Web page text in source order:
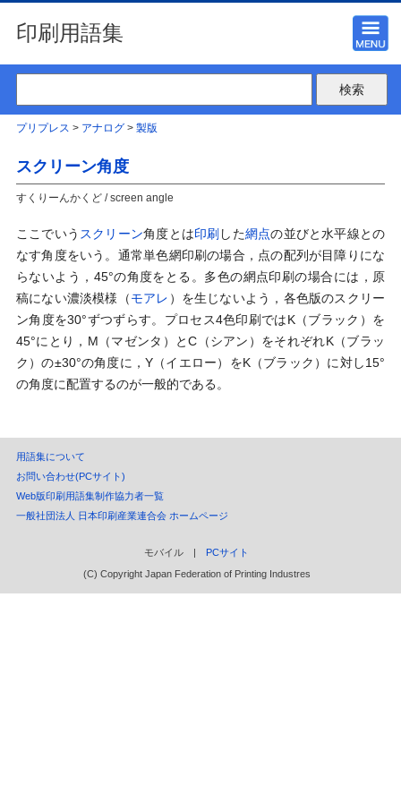
印刷用語集
プリプレス > アナログ> 製版
スクリーン角度
すくりーんかくど / screen angle
ここでいう スクリーン角度とは印刷 した網点の並びと水平線との
なす角度をいう。通常単色網印刷の場合，点の配列が目障りにな
らないよう，45°の角度をとる。多色の網点印刷の場合には，原
稿にない濃淡模様（モアレ ）を生じないよう，各色版のスクリー
ン角度を30°ずつずらす。プロセス4色印刷ではK（ブラック）を
45°にとり，M（マゼンタ）とC（シアン）をそれぞれK（ブラッ
ク）の±30°の角度に，Y（イエロー）をK（ブラック）に対し15°
の角度に配置するのが一般的である。
用語集について
お問い合わせ(PCサイト)
Web版印刷用語集制作協力者一覧
一般社団法人 日本印刷産業連合会 ホームページ
モバイル | PCサイト
(C) Copyright Japan Federation of Printing Industres